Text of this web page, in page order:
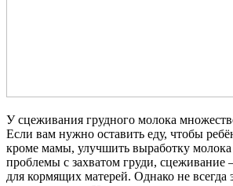
У сцеживания грудного молока
Если вам нужно оставить еду, чтобы
кроме мамы, улучшить выработку
проблемы с захватом груди,
для кормящих матерей. Однако не всегда